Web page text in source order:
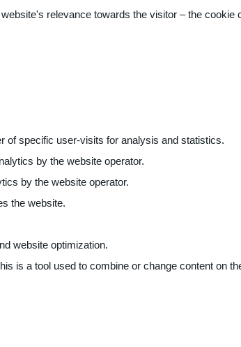
relevance towards the visitor – the
of specific user-visits for analysis and statistics.
by the website operator.
by the website operator.
the website.
website optimization.
is a tool used to combine or change content on